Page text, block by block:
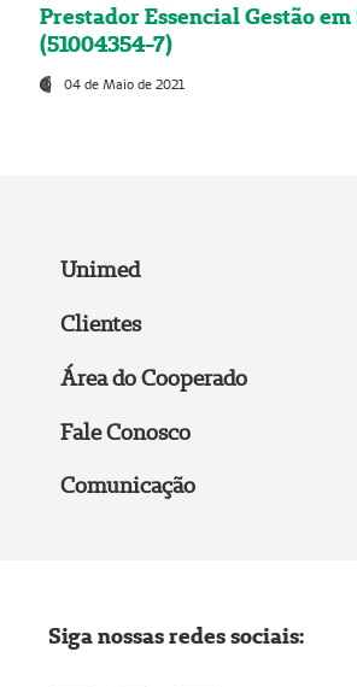
Prestador Essencial Gestão
(51004354-7)
04 de Maio de 2021
Unimed
Clientes
Área do Cooperado
Fale Conosco
Comunicação
Siga nossas redes sociais: